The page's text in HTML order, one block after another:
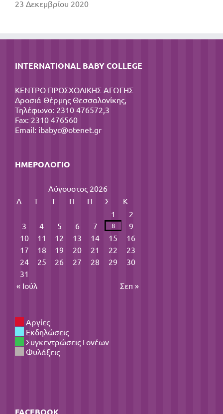
23 Δεκεμβρίου 2020
INTERNATIONAL BABY COLLEGE
ΚΕΝΤΡΟ ΠΡΟΣΧΟΛΙΚΗΣ ΑΓΩΓΗΣ
Δροσιά Θέρμης Θεσσαλονίκης,
Τηλέφωνο: 2310 476572,3
Fax: 2310 476560
Email: ibabyc@otenet.gr
ΗΜΕΡΟΛΌΓΙΟ
Αύγουστος 2026
Δ
Τ Τ Π Π Σ
Κ
1
2
3
4 5 6 7 8
9
10
11 12 13 14 15
16
17
18 19 20 21 22
23
24
25 26 27 28 29
30
31
« Ιούλ
Σεπ »
Αργίες
Εκδηλώσεις
Συγκεντρώσεις Γονέων
Φυλάξεις
FACEBOOK